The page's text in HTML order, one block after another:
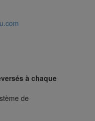
à chaque
de